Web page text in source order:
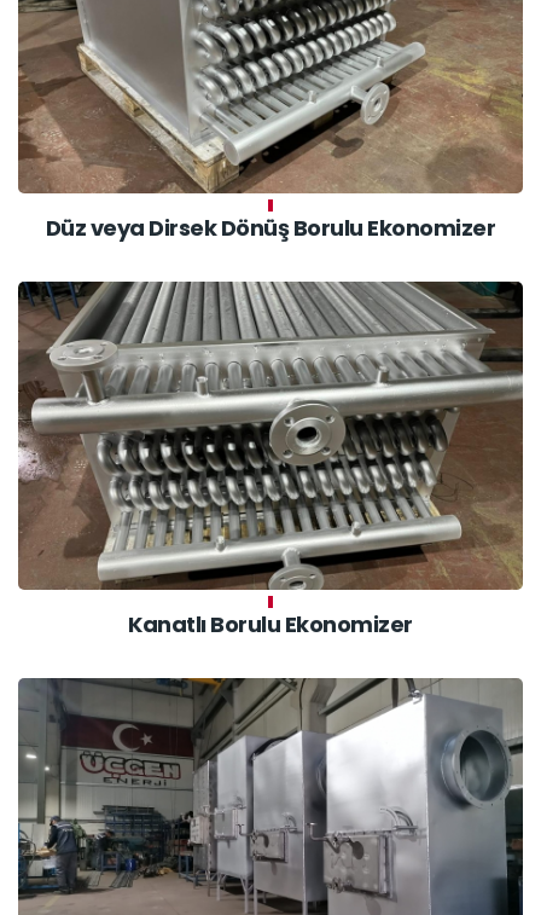
Düz veya Dirsek Dönüş Borulu Ekonomizer
Kanatlı Borulu Ekonomizer